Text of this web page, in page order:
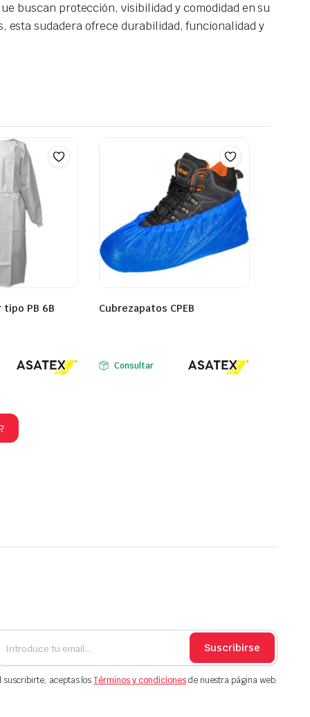
buscan protección, visibilidad y comodidad en su
sudadera ofrece durabilidad, funcionalidad y
tipo PB 6B Cubrezapatos CPEB
Consultar
Suscribirse
suscribirte, aceptas losTérminos y condicionesde nuestra página web.